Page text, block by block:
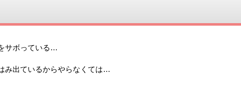
サボっている…
み出ているからやらなくては…